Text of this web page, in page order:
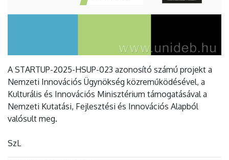
A STARTUP-2025-HSUP-023 azonosító számú projekt a
Nemzeti Innovációs Ügynökség közreműködésével, a
Kulturális és Innovációs Minisztérium támogatásával a
Nemzeti Kutatási, Fejlesztési és Innovációs Alapból
valósult meg.
SzL